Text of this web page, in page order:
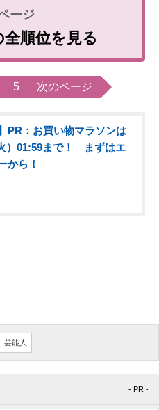
順位を見る
5 次のページ
PR：お買い物マラソンは
）01:59まで！ まずはエ
から！
芸能人
- PR -